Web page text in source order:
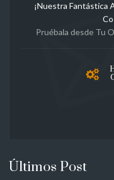
¡Nuestra Fantástica
Pruébala desde Tu
Últimos Post